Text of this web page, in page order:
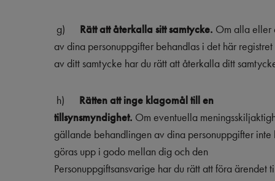
g) Rätt att återkalla sitt samtycke. Om alla eller
av dina personuppgifter behandlas i det här registret
av ditt samtycke har du rätt att återkalla ditt
h)
Rätten att inge klagomål till en
tillsynsmyndighet. Om eventuella
gällande behandlingen av dina personuppgifter inte
göras upp i godo mellan dig och den
Personuppgiftsansvarige har du rätt att föra ärendet